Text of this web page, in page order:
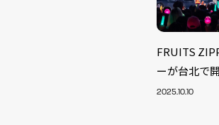
FRUITS
ーが台北で
2025.10.10